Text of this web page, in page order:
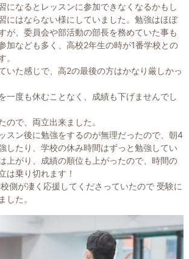
になるとレッスンに参加できなくなるかもし
にはならない様にしていました。勉強はほぼ
が、委員会や部活動の部長を務めていた事も
加なども多く、高校2年生の時が1番学校との
。
いた感じで、高2の最後の方はかなり厳しかっ
一度も休むことなく、成績も下げませんでし
ので、両立出来ました。
スン後に勉強をするのが無理だったので、朝4
したり、学校の休み時間はずっと勉強してい
上がり、成績の順位も上がったので、時間の
は乗り切れます！
側が凄く応援してくださっていたので 受験に
した。